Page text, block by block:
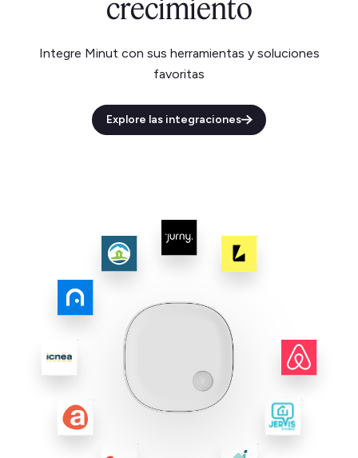
crecimiento
Integre Minut con sus herramientas y soluciones
favoritas
Explore las integraciones